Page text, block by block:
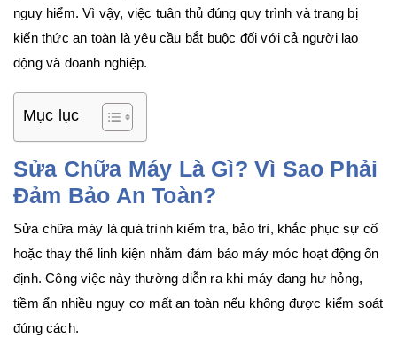
nguy hiểm. Vì vậy, việc tuân thủ đúng quy trình và trang bị
kiến thức an toàn là yêu cầu bắt buộc đối với cả người lao
động và doanh nghiệp.
Mục lục
Sửa Chữa Máy Là Gì? Vì Sao Phải
Đảm Bảo An Toàn?
Sửa chữa máy là quá trình kiểm tra, bảo trì, khắc phục sự cố
hoặc thay thế linh kiện nhằm đảm bảo máy móc hoạt động ổn
định. Công việc này thường diễn ra khi máy đang hư hỏng,
tiềm ẩn nhiều nguy cơ mất an toàn nếu không được kiểm soát
đúng cách.